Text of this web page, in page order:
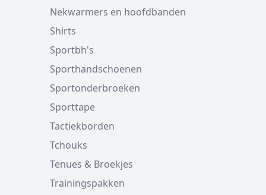
Nekwarmers en hoofdbanden
Shirts
Sportbh's
Sporthandschoenen
Sportonderbroeken
Sporttape
Tactiekborden
Tchouks
Tenues & Broekjes
Trainingspakken